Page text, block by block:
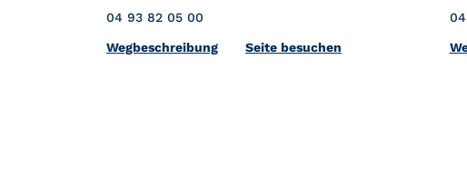
04 93 82 05 00
WegbeschreibungLink Opens in New Tab
Seite besuchen